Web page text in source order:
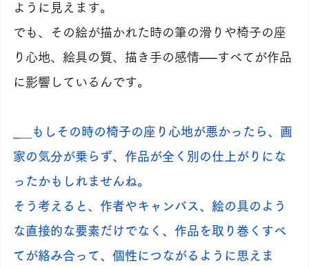
ように見えます。
でも、その絵が描かれた時の筆の滑りや椅子の座
り心地、絵具の質、描き手の感情──すべてが作品
に影響しているんです。
__もしその時の椅子の座り心地が悪かったら、画
家の気分が乗らず、作品が全く別の仕上がりにな
ったかもしれませんね。
そう考えると、作者やキャンバス、絵の具のよう
な直接的な要素だけでなく、作品を取り巻くすべ
てが絡み合って、個性につながるように思えま